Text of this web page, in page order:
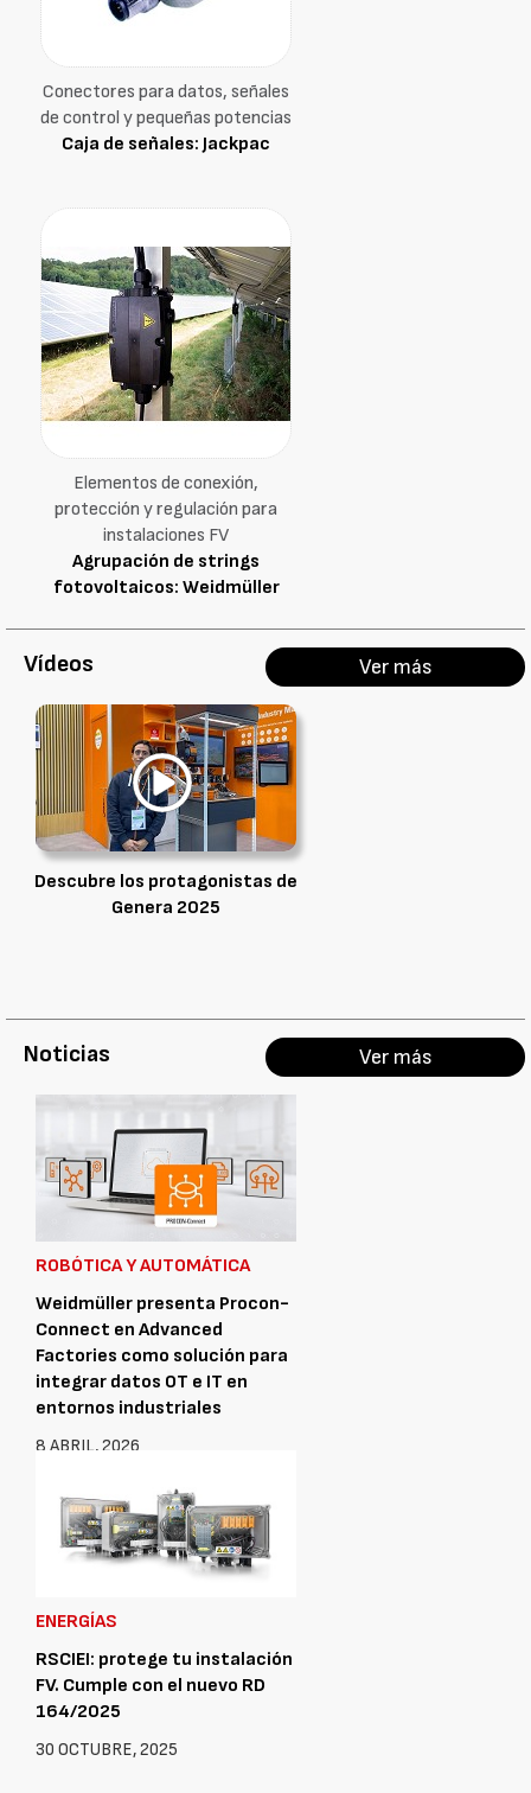
Conectores para datos, señales
de control y pequeñas potencias
Caja de señales: Jackpac
Elementos de conexión,
protección y regulación para
instalaciones FV
Agrupación de strings
fotovoltaicos: Weidmüller
Vídeos Ver más
Descubre los protagonistas de
Genera 2025
Noticias Ver más
ROBÓTICA Y AUTOMÁTICA
Weidmüller presenta Procon-
Connect en Advanced
Factories como solución para
integrar datos OT e IT en
entornos industriales
8 ABRIL, 2026
ENERGÍAS
RSCIEI: protege tu instalación
FV. Cumple con el nuevo RD
164/2025
30 OCTUBRE, 2025